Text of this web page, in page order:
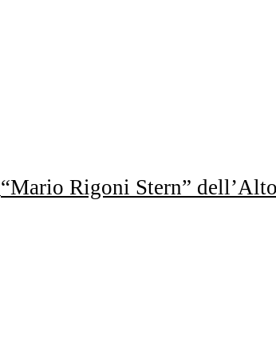
“Mario Rigoni Stern”